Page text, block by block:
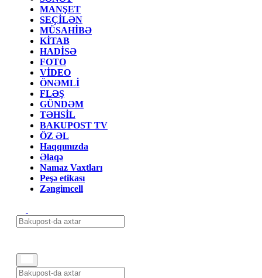
MANŞET
SEÇİLƏN
MÜSAHİBƏ
KİTAB
HADİSƏ
FOTO
VİDEO
ÖNƏMLİ
FLƏŞ
GÜNDƏM
TƏHSİL
BAKUPOST TV
ÖZ ƏL
Haqqımızda
Əlaqə
Namaz Vaxtları
Peşə etikası
Zəngimcell